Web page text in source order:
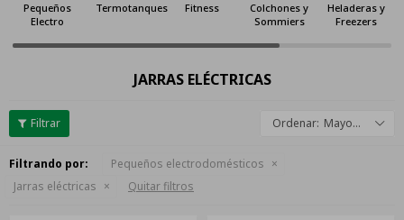
Pequeños
Electro
Termotanques Fitness
Colchones y
Sommiers
Heladeras y
Freezers
JARRAS ELÉCTRICAS
Mayor descuento
Filtrando por:
Pequeños electrodomésticos
Jarras eléctricas
Quitar filtros